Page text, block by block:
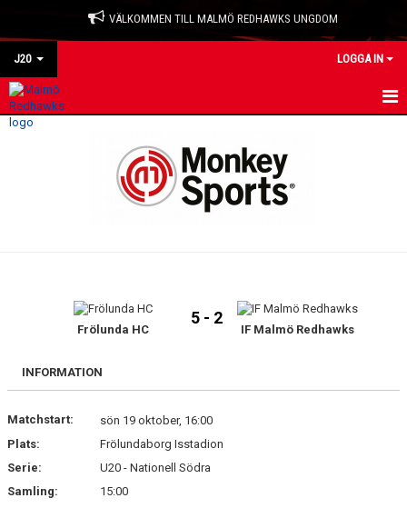
VÄLKOMMEN TILL MALMÖ REDHAWKS UNGDOM
J20 LOGGA IN
HEM
KONTAKT
Frölunda HC
5 - 2
IF Malmö Redhawks
INFORMATION
Matchstart:
sön 19 oktober, 16:00
Plats:
Frölundaborg Isstadion
Serie:
U20 - Nationell Södra
Samling:
15:00